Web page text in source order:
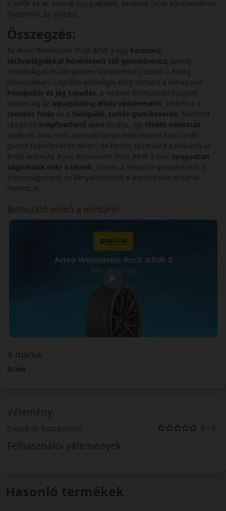
a sofőr és az utasok nyugodtabb, kevésbé zajos környezetben
élvezhetik az utazást.
Összegzés:
Az Arivo Winmaster ProX ARW 3 egy korszerű
technológiákkal felvértezett téli gumiabroncs , amely
biztonságos és kényelmes közlekedést biztosít a hideg
hónapokban. Legfőbb erősségei közé tartozik a kimagasló
hótapadás és jég tapadás , a nedves útfelületen nyújtott
biztonság az aquaplaning elleni védelemmel , valamint a
csendes futás és a hidegálló, tartós gumikeverék . Mindezt
ráadásul megfizethető áron kínálja, így ideális választás
azoknak, akik nem akarnak kompromisszumot kötni a téli
gumik teljesítménye terén, de fontos számukra a kedvező ár-
érték arány.Az Arivo Winmaster ProX ARW 3-mal nyugodtan
vághatunk neki a télnek , hiszen a abroncs gondoskodik a
biztonságunkról és kényelmünkről a legzordabb időjárás
mellett is.
Bemutató videó a mintáról
A márka
Arivo
Vélemény
0 vásárlói hozzászólás 0 / 5
Felhasználói vélemények
Hasonló termékek